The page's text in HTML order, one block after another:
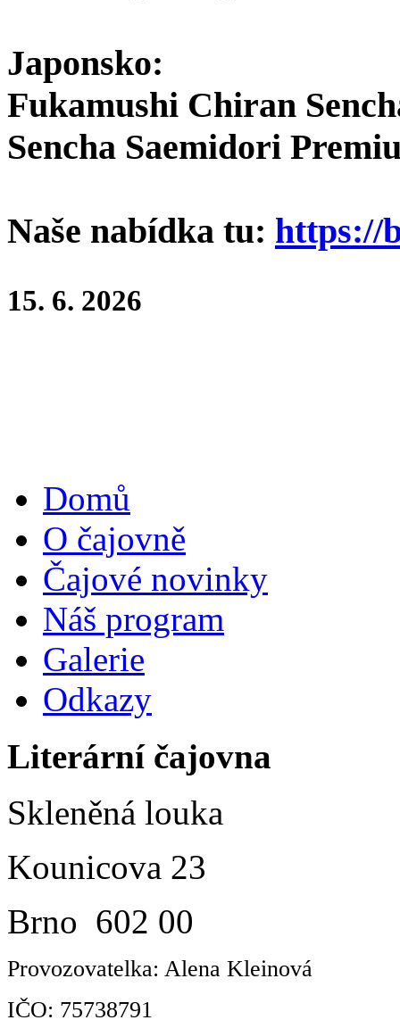
Japonsko:
Fukamushi Chiran
Sencha Saemidori
Naše nabídka tu: https://
15. 6. 2026
Domů
O čajovně
Čajové novinky
Náš program
Galerie
Odkazy
Literární čajovna
Skleněná louka
Kounicova 23
Brno 602 00
Provozovatelka: Alena Kleinová
IČO: 75738791